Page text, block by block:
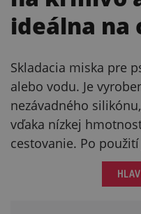
ideálna na
Skladacia miska pre
alebo vodu. Je
nezávadného
vďaka nízkej
cestovanie. Po